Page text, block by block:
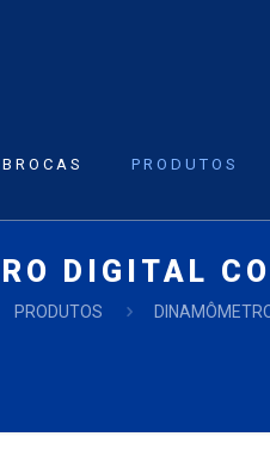
PRODUTOS
DIGITAL
PRODUTOS